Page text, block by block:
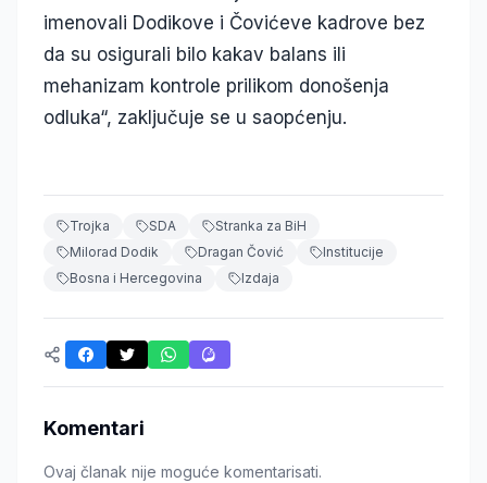
imenovali Dodikove i Čovićeve kadrove bez
da su osigurali bilo kakav balans ili
mehanizam kontrole prilikom donošenja
odluka“, zaključuje se u saopćenju.
Trojka SDA
Stranka za BiH
Milorad Dodik
Dragan Čović
Institucije
Bosna i Hercegovina
Izdaja
Komentari
Ovaj članak nije moguće komentarisati.